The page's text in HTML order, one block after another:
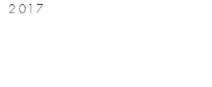
CÔTE-RÔTIE LA BARBARINE GANGLOFF (DOMAINE) 2017